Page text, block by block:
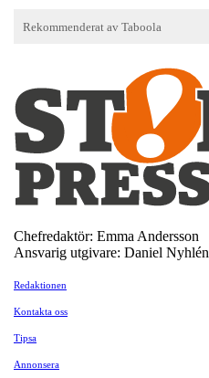
Chefredaktör: Emma Andersson
Ansvarig utgivare: Daniel Nyhlén
Redaktionen
Kontakta oss
Tipsa
Annonsera